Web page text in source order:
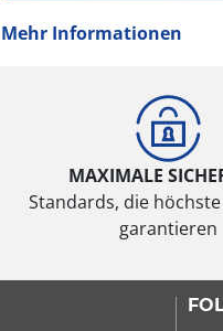
Mehr Informationen
MAXIMALE
Standards, die
garantieren